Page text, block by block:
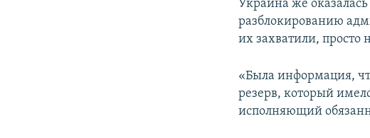
Украина же
разблокированию
их захватили, просто
«Была информация,
резерв, который
исполняющий